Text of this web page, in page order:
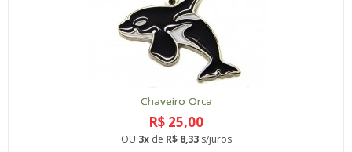
Chaveiro Orca
R$ 25,00
OU 3xde R$ 8,33s/juros